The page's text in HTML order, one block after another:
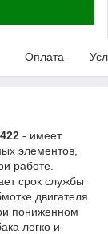
Оплата
- имеет
элементов,
работе.
срок службы
двигателя
пониженном
легко и